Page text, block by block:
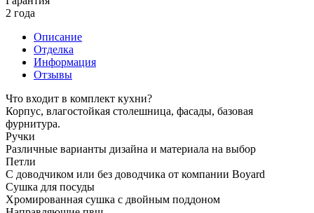
2 года
Описание
Отделка
Информация
Отзывы
Что входит в комплект кухни?
Корпус, влагостойкая столешница, фасады, базовая
фурнитура.
Ручки
Различные варианты дизайна и материала на выбор
Петли
С доводчиком или без доводчика от компании Boyard
Сушка для посуды
Хромированная сушка с двойным поддоном